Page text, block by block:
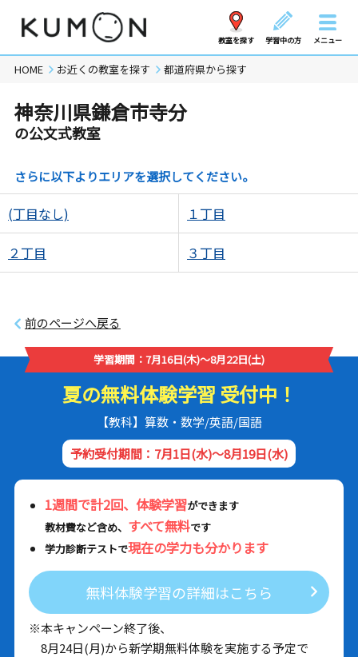
教室を探す 学習中の方 メニュー
HOME お近くの教室を探す 都道府県から探す
神奈川県鎌倉市寺分
の公文式教室
さらに以下よりエリアを選択してください。
(丁目なし) １丁目
２丁目 ３丁目
前のページへ戻る
学習期間：7月16日(木)～8月22日(土)
夏の無料体験学習 受付中！
【教科】算数・数学/英語/国語
予約受付期間：7月1日(水)～8月19日(水)
1週間で計2回、体験学習ができます
教材費など含め、 すべて無料です
学力診断テストで現在の学力も分かります
無料体験学習の詳細はこちら
※本キャンペーン終了後、
8月24日(月)から新学期無料体験を実施する予定で